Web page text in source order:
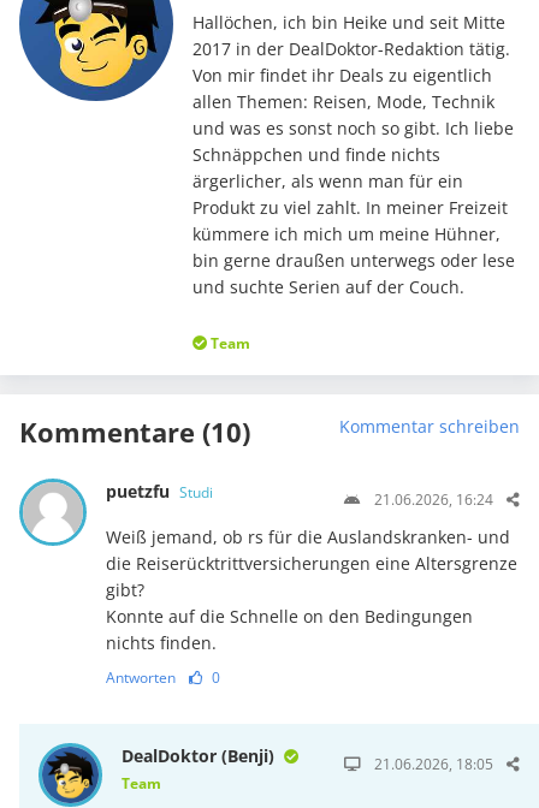
Hallöchen, ich bin Heike und seit Mitte
2017 in der DealDoktor-Redaktion tätig.
Von mir findet ihr Deals zu eigentlich
allen Themen: Reisen, Mode, Technik
und was es sonst noch so gibt. Ich liebe
Schnäppchen und finde nichts
ärgerlicher, als wenn man für ein
Produkt zu viel zahlt. In meiner Freizeit
kümmere ich mich um meine Hühner,
bin gerne draußen unterwegs oder lese
und suchte Serien auf der Couch.
Team
Kommentare (10) Kommentar schreiben
puetzfu Studi 21.06.2026, 16:24
Weiß jemand, ob rs für die Auslandskranken- und
die Reiserücktrittversicherungen eine Altersgrenze
gibt?
Konnte auf die Schnelle on den Bedingungen
nichts finden.
Antworten 0
DealDoktor (Benji)
Team
21.06.2026, 18:05